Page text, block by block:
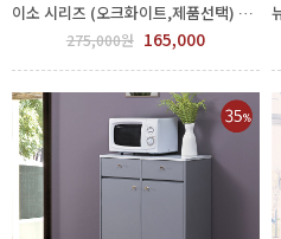
이소 시리즈 (오크화이트,제품선택) GTK1025-001
275,000원 165,000